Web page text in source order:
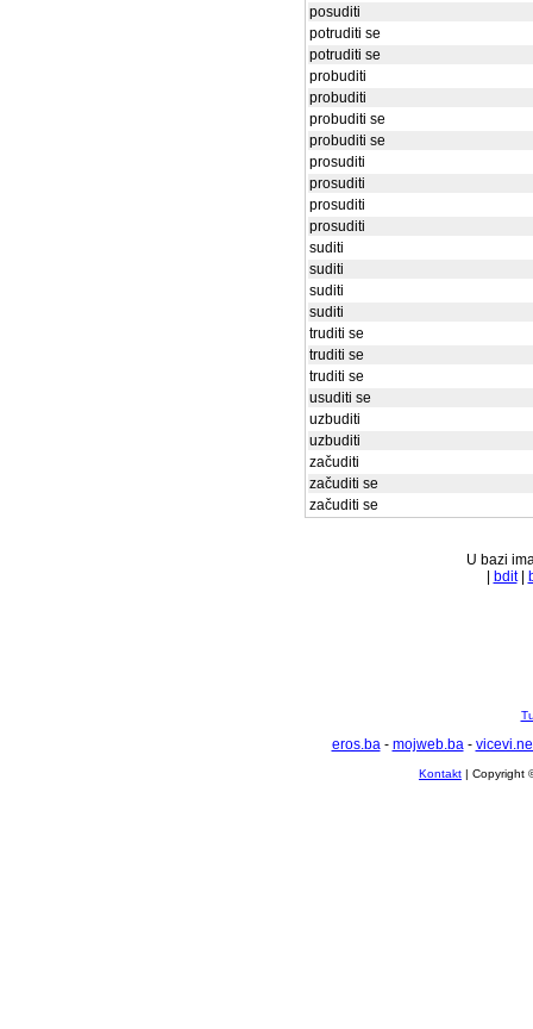
posuditi
potruditi se
potruditi se
probuditi
probuditi
probuditi se
probuditi se
prosuditi
prosuditi
prosuditi
prosuditi
suditi
suditi
suditi
suditi
truditi se
truditi se
truditi se
usuditi se
uzbuditi
uzbuditi
začuditi
začuditi se
začuditi se
U bazi
bdit|
eros.ba- mojweb.ba-
Kontakt | Copyright